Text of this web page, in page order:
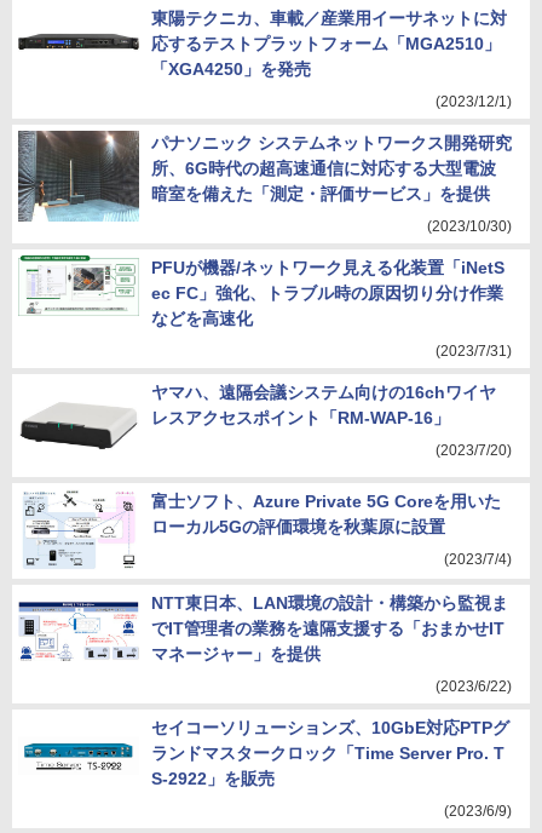
東陽テクニカ、車載／産業用イーサネットに対
応するテストプラットフォーム「MGA2510」
「XGA4250」を発売
(2023/12/1)
パナソニック システムネットワークス開発研究
所、6G時代の超高速通信に対応する大型電波
暗室を備えた「測定・評価サービス」を提供
(2023/10/30)
PFUが機器/ネットワーク見える化装置「iNetS
ec FC」強化、トラブル時の原因切り分け作業
などを高速化
(2023/7/31)
ヤマハ、遠隔会議システム向けの16chワイヤ
レスアクセスポイント「RM-WAP-16」
(2023/7/20)
富士ソフト、Azure Private 5G Coreを用いた
ローカル5Gの評価環境を秋葉原に設置
(2023/7/4)
NTT東日本、LAN環境の設計・構築から監視ま
でIT管理者の業務を遠隔支援する「おまかせIT
マネージャー」を提供
(2023/6/22)
セイコーソリューションズ、10GbE対応PTPグ
ランドマスタークロック「Time Server Pro. T
S-2922」を販売
(2023/6/9)